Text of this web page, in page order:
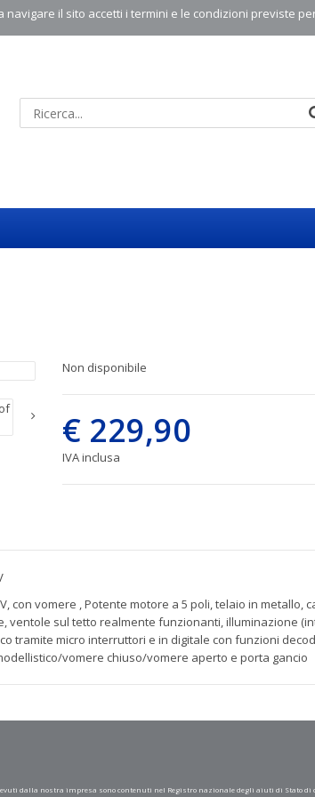
il sito accetti i termini e le condizioni previste
Non disponibile
€ 229,90
IVA inclusa
con vomere , Potente motore a 5 poli, telaio in
ventole sul tetto realmente funzionanti, illuminazione
tramite micro interruttori e in digitale con funzioni
vomere chiuso/vomere aperto e porta gancio
dalla nostra impresa sono contenuti nel Registro nazionale degli aiuti di Stato di